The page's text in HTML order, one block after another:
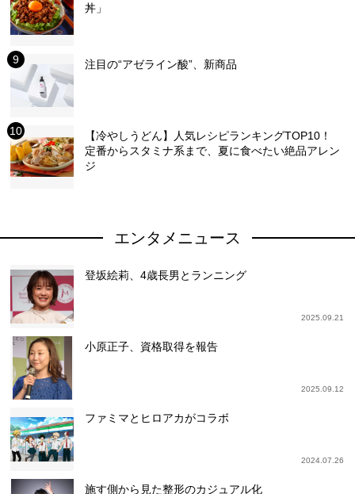
丼」
注目の“アゼライン酸”、新商品
【冷やしうどん】人気レシピランキングTOP10！
定番からスタミナ系まで、夏に食べたい絶品アレン
ジ
エンタメニュース
登坂絵莉、4歳長男とランニング
2025.09.21
小原正子、資格取得を報告
2025.09.12
ファミマとヒロアカがコラボ
2024.07.26
施す側から見た整形のカジュアル化